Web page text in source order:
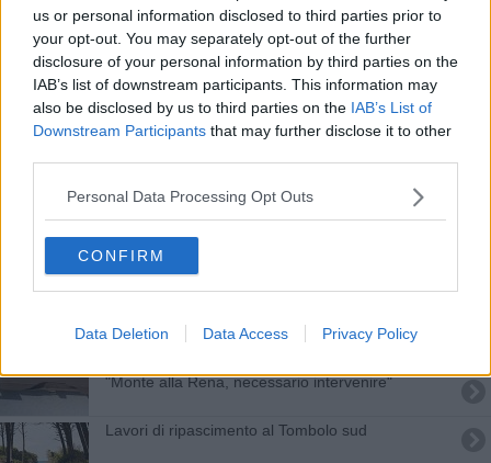
us or personal information disclosed to third parties prior to
your opt-out. You may separately opt-out of the further
disclosure of your personal information by third parties on the
IAB’s list of downstream participants. This information may
also be disclosed by us to third parties on the IAB’s List of
Downstream Participants that may further disclose it to other
Personal Data Processing Opt Outs
CONFIRM
Data Deletion Data Access Privacy Policy
"Il tour di Rossi non ha toccato i veri problemi"
La pulizia della spiaggia di Marina
Al via la bonifica e il dragaggio alla foce
Polpette maleodoranti, Arpat chiede tempo
Ripascimento, appaltati i lavori per Vada
Il ministro Centinaio incontra i balneari
"Monte alla Rena, necessario intervenire"
Lavori di ripascimento al Tombolo sud